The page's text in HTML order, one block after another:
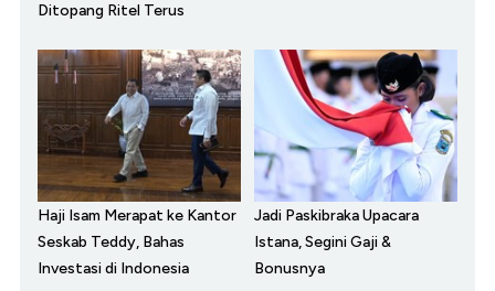
Ditopang Ritel Terus
Haji Isam Merapat ke Kantor
Seskab Teddy, Bahas
Investasi di Indonesia
Jadi Paskibraka Upacara
Istana, Segini Gaji &
Bonusnya